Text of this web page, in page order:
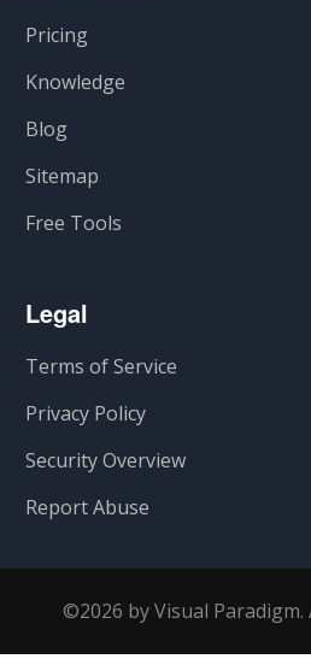
Pricing
Knowledge
Blog
Sitemap
Free Tools
Legal
Terms of Service
Privacy Policy
Security Overview
Report Abuse
©2026 by Visual